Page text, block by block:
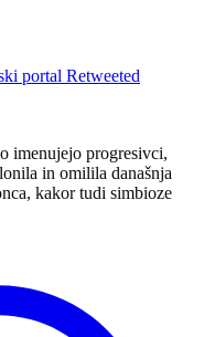
portal Retweeted
imenujejo progresivci,
in omilila današnja
kakor tudi simbioze